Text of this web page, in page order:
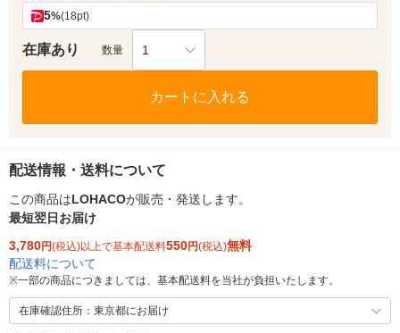
5%(18pt)
在庫あり 数量 1
カートに入れる
配送情報・送料について
この商品はLOHACOが販売・発送します。
最短翌日お届け
3,780円(税込)以上で基本配送料550円(税込)無料
配送料について
※一部の商品につきましては、基本配送料を当社が負担いたします。
在庫確認住所：東京都にお届け